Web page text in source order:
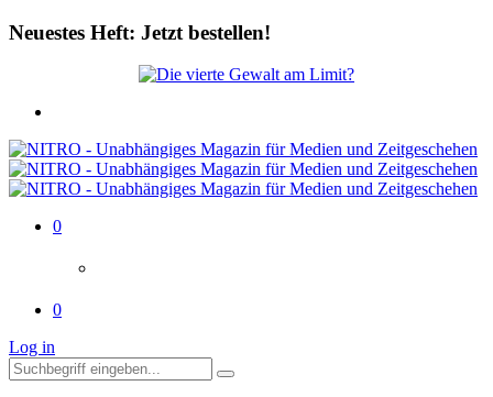
Neuestes Heft: Jetzt bestellen!
0
0
Log in